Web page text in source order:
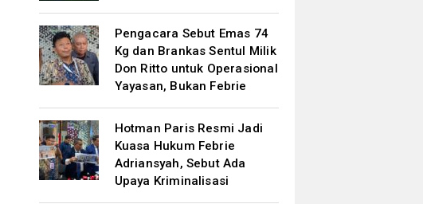
Pengacara Sebut Emas 74
Kg dan Brankas Sentul Milik
Don Ritto untuk Operasional
Yayasan, Bukan Febrie
Hotman Paris Resmi Jadi
Kuasa Hukum Febrie
Adriansyah, Sebut Ada
Upaya Kriminalisasi